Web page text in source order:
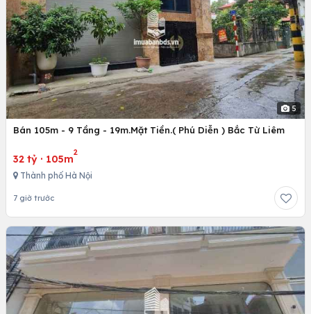
5
Bán 105m - 9 Tầng - 19m.Mặt Tiền.( Phú Diễn ) Bắc Từ Liêm
32 tỷ · 105m
2
Thành phố Hà Nội
7 giờ trước